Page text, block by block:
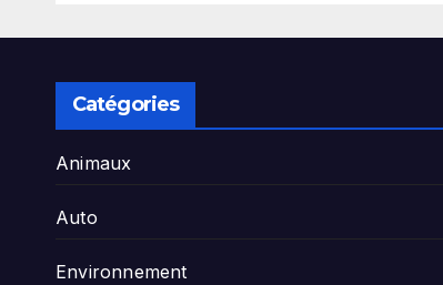
Catégories
Animaux
Auto
Environnement